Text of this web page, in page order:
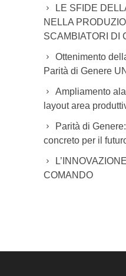
LE SFIDE
NELLA
SCAMBIATORI DI
Ottenimento
Parità di Genere
Ampliamento
layout area
Parità di
concreto per il
COMANDO